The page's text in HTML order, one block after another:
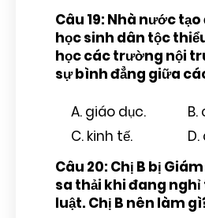
Câu 19: Nhà nước
học sinh dân tộc
học các trường nội
sự bình đẳng giữa
A. giáo dục.
C. kinh tế.
Câu 20: Chị B bị
sa thải khi đang
luật. Chị B nên làm